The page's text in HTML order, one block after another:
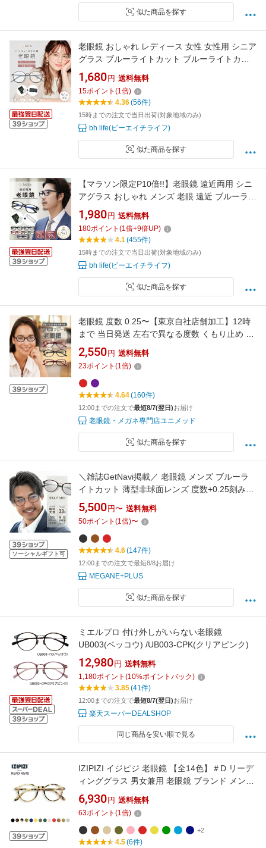
似た商品を探す
老眼鏡 おしゃれ レディース 女性 女性用 シニア
グラス ブルーライトカット ブルーライトカッ
トメガネ コンパクト ピントグラス リーディン
ググラス PCメガネ PC眼鏡 老眼 軽量 眼鏡 ブル
ーライト 度入り 1.0 1.5 2.0 2.5 3.0 3.5 4.0
1,680 円 送料無料
15ポイント (1倍)
4.36(56件)
15時までの注文で当日出荷(対象地域のみ)
bh life(ビーエイチライフ)
似た商品を探す
【マラソン限定P10倍!!】老眼鏡 遠近両用 シニ
アグラス おしゃれ メンズ 老眼 遠近 ブルーライ
トカット コンパクト 遠近両用メガネ ピントグ
ラス リーディンググラス 軽量 めがね 眼鏡 ブル
ーライト 男性 男性用 メガネ フレーム UVカッ
ト 度入り 40代 50代 60代
1,980 円 送料無料
180ポイント (1倍+9倍UP)
4.1(455件)
15時までの注文で当日出荷(対象地域のみ)
bh life(ビーエイチライフ)
似た商品を探す
老眼鏡 度数 0.25〜【東京自社店舗加工】12時
まで 当日発送 左右で異なる度数 くもり止め 防
曇 歪みが少ない非球面レンズ レディース メン
ズ 男性 女性 軽い おしゃれ 疲れない プレゼン
ト 敬老の日
2,550 円 送料無料
23ポイント (1倍)
4.64(160件)
12:00までの注文で最短8/7(翌日)お届け
老眼鏡・メガネ専門店ユニメッド
似た商品を探す
ソーシャルギフト可
＼雑誌GetNavi掲載／ 老眼鏡 メンズ ブルーラ
イトカット 薄型非球面レンズ 度数+0.25刻みで
選べる かっこいい 老眼眼鏡 おしゃれ リーディ
ンググラス シニアグラス 軽量 頑丈 ウルテム 男
性 PC パソコン スマホ 老眼メガネ ブルーカッ
トメガネ 老眼鏡メンズ 【SALFORD】
5,500 円〜 送料無料
50ポイント (1倍)〜
4.6(147件)
12:00までの注文で最短8/8お届け
MEGANE+PLUS
似た商品を探す
ミエルプロ 付け外しがいらない老眼鏡
UB003(ベッコウ) /UB003-CPK(クリアピンク)
12,980 円 送料無料
1,180ポイント (10%ポイントバック)
3.85(41件)
12:00までの注文で最短8/7(翌日)お届け
楽天スーパーDEALSHOP
同じ商品を安い順で見る
IZIPIZI イジピジ 老眼鏡 【全14色】＃D リーデ
ィンググラス 男女兼用 老眼鏡 ブランド メンズ
レディース フランス おしゃれ 老眼鏡 （度数）
1.0、1.5、2.0、2.5、3.0 【正規販売店】スタイ
ルイズム styleism
6,930 円 送料無料
63ポイント (1倍)
+2
4.5(6件)